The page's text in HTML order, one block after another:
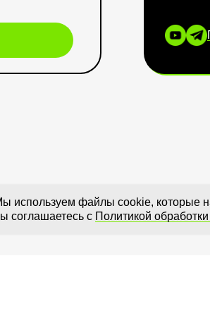
используем файлы cookie, которые
соглашаетесь с Политикой